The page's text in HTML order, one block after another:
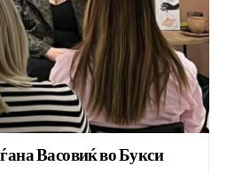
Васовиќ во Букси